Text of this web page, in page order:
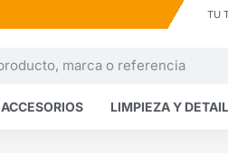
TU
ACCESORIOS LIMPIEZA Y